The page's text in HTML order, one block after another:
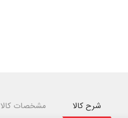
شرح کالا مشخصات کالا